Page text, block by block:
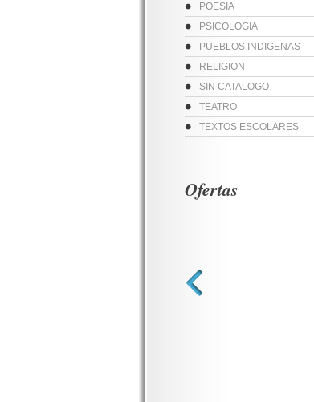
POESIA
PSICOLOGIA
PUEBLOS INDIGENAS
RELIGION
SIN CATALOGO
TEATRO
TEXTOS ESCOLARES
Ofertas